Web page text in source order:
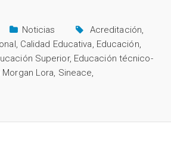
Noticias Acreditación,
, Calidad Educativa, Educación,
Superior, Educación técnico-
Lora, Sineace,